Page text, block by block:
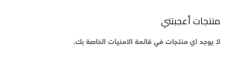
منتجات أعجبتني
لا يوجد اي منتجات في قائمة الامنيات الخاصة بك.